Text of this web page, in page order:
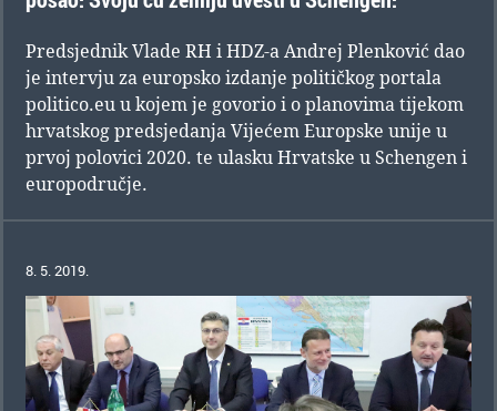
Predsjednik Vlade RH i HDZ-a Andrej Plenković dao
je intervju za europsko izdanje političkog portala
politico.eu u kojem je govorio i o planovima tijekom
hrvatskog predsjedanja Vijećem Europske unije u
prvoj polovici 2020. te ulasku Hrvatske u Schengen i
europodručje.
8. 5. 2019.